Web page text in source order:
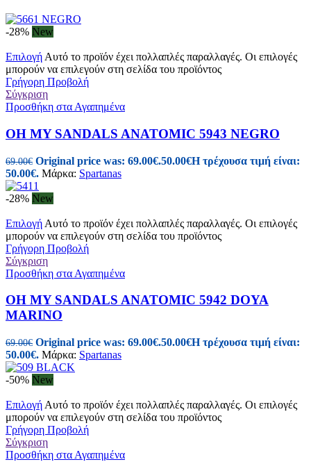
-28% New
Επιλογή Αυτό το προϊόν έχει πολλαπλές παραλλαγές. Οι επιλογές
μπορούν να επιλεγούν στη σελίδα του προϊόντος
Γρήγορη Προβολή
Σύγκριση
Προσθήκη στα Αγαπημένα
OH MY SANDALS ANATOMIC 5943 NEGRO
69.00€ Original price was: 69.00€.50.00€Η τρέχουσα τιμή είναι:
50.00€. Μάρκα: Spartanas
-28% New
Επιλογή Αυτό το προϊόν έχει πολλαπλές παραλλαγές. Οι επιλογές
μπορούν να επιλεγούν στη σελίδα του προϊόντος
Γρήγορη Προβολή
Σύγκριση
Προσθήκη στα Αγαπημένα
OH MY SANDALS ANATOMIC 5942 DOYA
MARINO
69.00€ Original price was: 69.00€.50.00€Η τρέχουσα τιμή είναι:
50.00€. Μάρκα: Spartanas
-50% New
Επιλογή Αυτό το προϊόν έχει πολλαπλές παραλλαγές. Οι επιλογές
μπορούν να επιλεγούν στη σελίδα του προϊόντος
Γρήγορη Προβολή
Σύγκριση
Προσθήκη στα Αγαπημένα